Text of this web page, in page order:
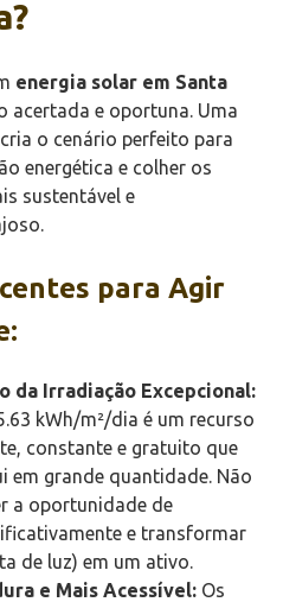
energia solar em Santa
acertada e oportuna. Uma
o cenário perfeito para
energética e colher os
sustentável e
para Agir
da Irradiação Excepcional:
kWh/m²/dia é um recurso
constante e gratuito que
em grande quantidade. Não
a oportunidade de
e transformar
de luz) em um ativo.
e Mais Acessível: Os